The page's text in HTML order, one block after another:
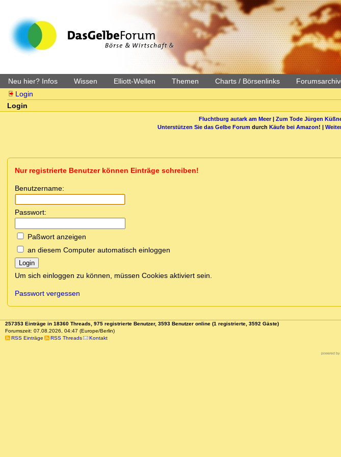
Neu hier? Infos Wissen Elliott-Wellen Themen Charts / Börsenlinks
Login
Login
Fluchtburg autark am Meer| Zum Tode Jürgen
Unterstützen Sie das Gelbe Forum durch Käufe bei Amazon! |
Nur registrierte Benutzer können Einträge schreiben!
Benutzername:
Passwort:
Paßwort anzeigen
an diesem Computer automatisch einloggen
Login
Um sich einloggen zu können, müssen Cookies aktiviert sein.
Passwort vergessen
257353 Einträge in 18360 Threads, 975 registrierte Benutzer, 3593 Benutzer online (1 registrierte, 3592 Gäste)
Forumszeit: 07.08.2026, 04:47 (Europe/Berlin)
RSS Einträge
RSS Threads Kontakt
powered by